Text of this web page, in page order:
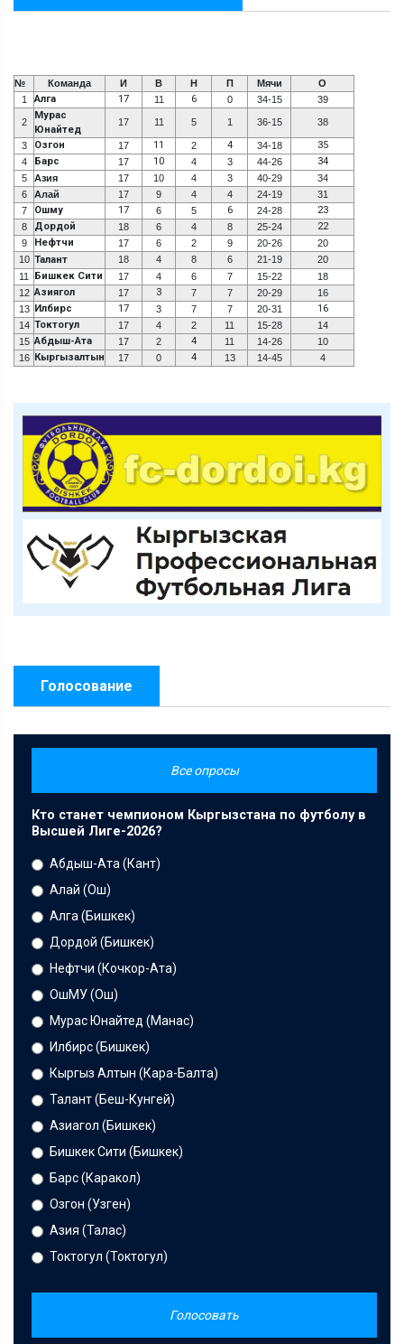
№ Команда И В Н П Мячи
О
1
Алга 17 11 6 0 34-15 39
2
Мурас
Юнайтед
17 11 5 1 36-15 38
3 Озгон 17 11 2 4 34-18 35
4 Барс 17 10 4 3 44-26 34
5 Азия 17 10 4 3 40-29
34
6
Алай 17 9 4 4 24-19
31
7
Ошму 17 6 5 6 24-28 23
8 Дордой 18 6 4 8 25-24 22
9 Нефтчи 17 6 2 9 20-26
20
10 Талант 18 4 8 6 21-19
20
11
Бишкек Сити 17 4 6 7 15-22
18
12 Азиягол 17 3 7 7 20-29
16
13 Илбирс 17 3 7 7 20-31 16
14 Токтогул 17 4 2 11 15-28
14
15 Абдыш-Ата 17 2 4 11 14-26
10
16 Кыргызалтын 17 0 4 13 14-45 4
Голосование
Все опросы
Кто станет чемпионом Кыргызстана по футболу в
Высшей Лиге-2026?
Абдыш-Ата (Кант)
Алай (Ош)
Алга (Бишкек)
Дордой (Бишкек)
Нефтчи (Кочкор-Ата)
ОшМУ (Ош)
Мурас Юнайтед (Манас)
Илбирс (Бишкек)
Кыргыз Алтын (Кара-Балта)
Талант (Беш-Кунгей)
Азиагол (Бишкек)
Бишкек Сити (Бишкек)
Барс (Каракол)
Озгон (Узген)
Азия (Талас)
Токтогул (Токтогул)
Голосовать